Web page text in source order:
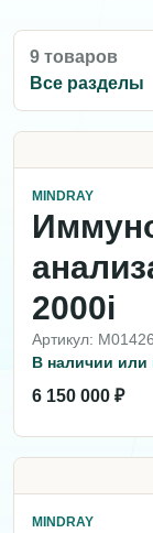
9 товаров
Все разделы
MINDRAY
2000i
Артикул:
В наличии или
6 150 000 ₽
MINDRAY